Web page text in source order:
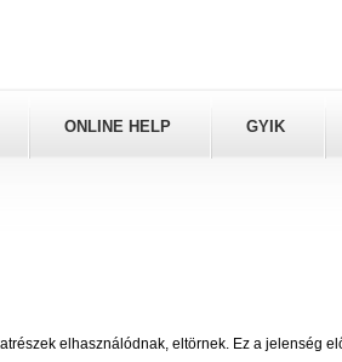
ONLINE HELP GYIK
elhasználódnak, eltörnek. Ez a jelenség